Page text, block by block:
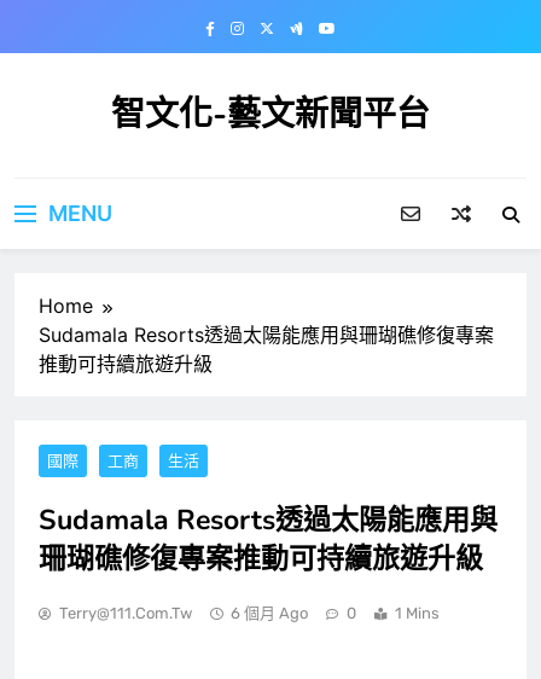
智文化-藝文新聞平台
MENU
Home
Sudamala Resorts透過太陽能應用與珊瑚礁修復專案
推動可持續旅遊升級
國際 工商 生活
Sudamala Resorts透過太陽能應用與
珊瑚礁修復專案推動可持續旅遊升級
Terry@111.com.tw 6 個月 Ago 0 1 Mins